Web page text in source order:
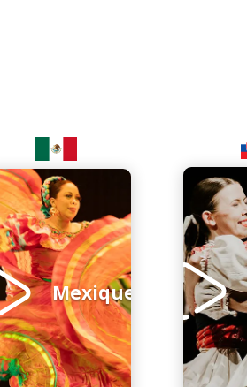
Mexique